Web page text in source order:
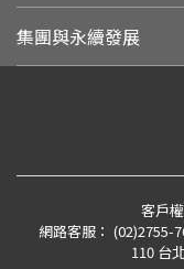
集團與永續發展
客戶
網路客服： (02)2755-
110 台